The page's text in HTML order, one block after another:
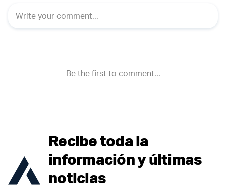
Recibe toda la
información y últimas
noticias